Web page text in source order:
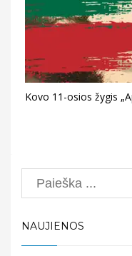
Kovo 11-osios žygis
Search
NAUJIENOS